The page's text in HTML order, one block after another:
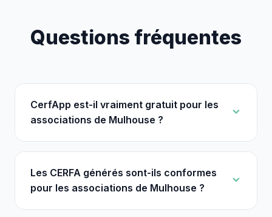
Questions fréquentes
CerfApp est-il vraiment gratuit pour les
associations de Mulhouse ?
Les CERFA générés sont-ils conformes
pour les associations de Mulhouse ?